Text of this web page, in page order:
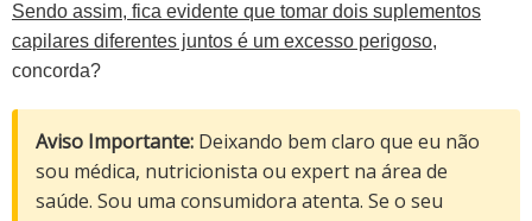
Sendo assim, fica evidente que tomar dois suplementos
capilares diferentes juntos é um excesso perigoso,
concorda?
Aviso Importante: Deixando bem claro que eu não
sou médica, nutricionista ou expert na área de
saúde. Sou uma consumidora atenta. Se o seu